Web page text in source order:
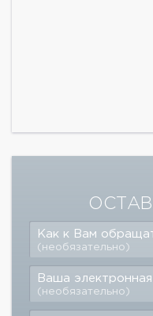
Как к Вам
(необязательно)
Ваша
(необязательно)